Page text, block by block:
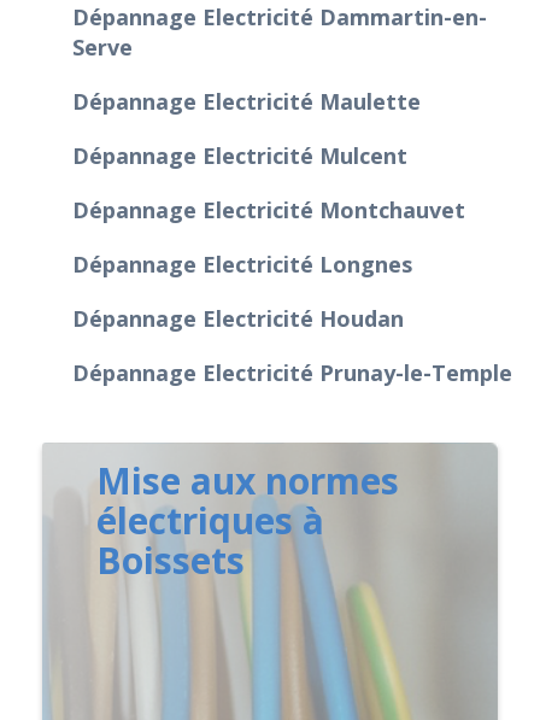
Dépannage Electricité Dammartin-en-
Serve
Dépannage Electricité Maulette
Dépannage Electricité Mulcent
Dépannage Electricité Montchauvet
Dépannage Electricité Longnes
Dépannage Electricité Houdan
Dépannage Electricité Prunay-le-Temple
Mise aux normes
électriques à
Boissets